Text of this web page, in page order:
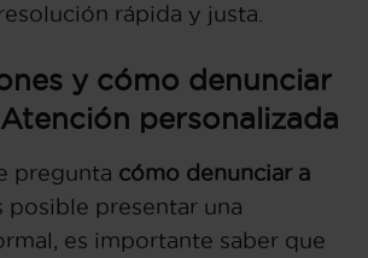
rápida y justa.
y cómo denunciar
personalizada
pregunta cómo denunciar a
posible presentar una
es importante saber que